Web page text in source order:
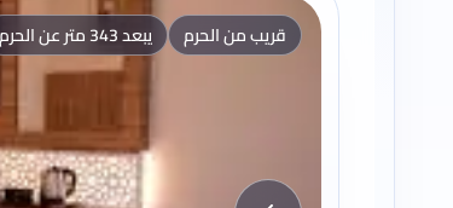
قريب من الحرم يبعد 343 متر عن الحرم